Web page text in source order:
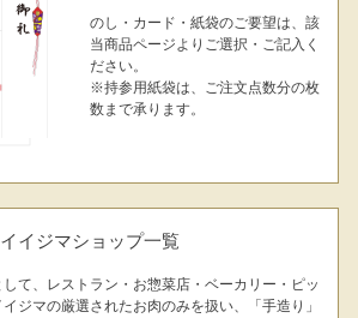
のし・カード・紙袋のご要望は、該
当商品ページよりご選択・ご記入く
ださい。
※持参用紙袋は、ご注文点数分の枚
数まで承ります。
イイジマショップ一覧
て、レストラン・お惣菜店・ベーカリー・ピッ
ジマの厳選されたお肉のみを扱い、「手造り」